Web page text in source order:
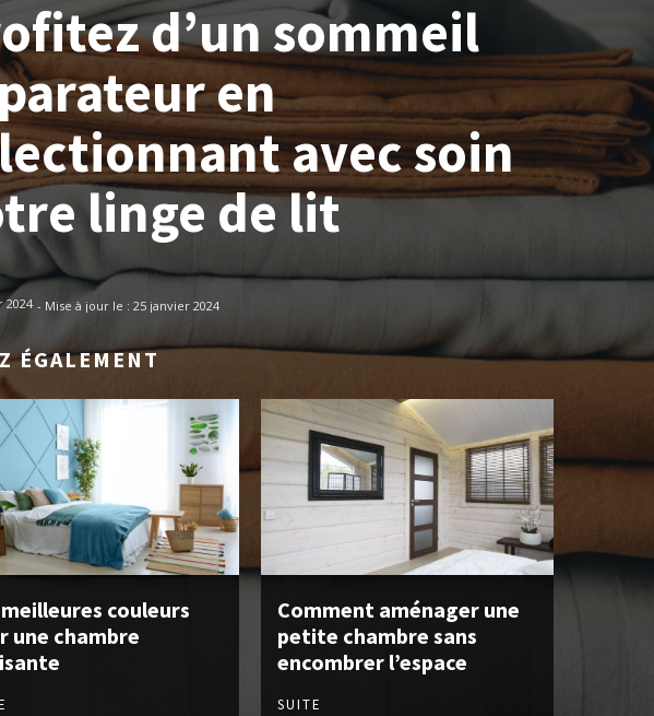
d’un sommeil
en
avec soin
linge de lit
2024 - Mise à jour le : 25 janvier 2024
ÉGALEMENT
couleurs
une chambre
Comment aménager une
petite chambre sans
encombrer l’espace
SUITE